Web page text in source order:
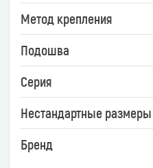
Метод крепления
Подошва
Серия
Нестандартные размеры
Бренд